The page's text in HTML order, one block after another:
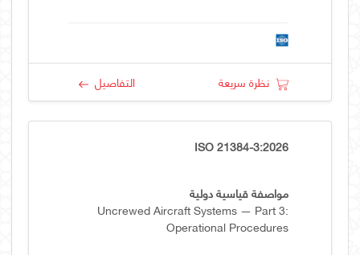
نظرة سريعة التفاصيل
ISO 21384-3:2026
مواصفة قياسية دولية
Uncrewed Aircraft Systems — Part 3:
Operational Procedures